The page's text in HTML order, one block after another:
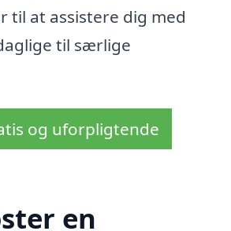
til at assistere dig med
til særlige
og uforpligtende
en